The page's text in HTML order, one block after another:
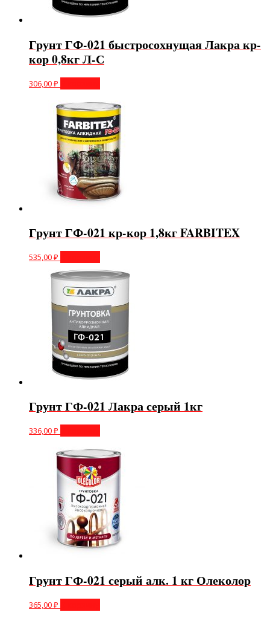
Грунт ГФ-021 быстросохнущая Лакра кр-
кор 0,8кг Л-С
306,00₽
Грунт ГФ-021 кр-кор 1,8кг FARBITEX
535,00₽
Грунт ГФ-021 Лакра серый 1кг
336,00₽
Грунт ГФ-021 серый алк. 1 кг Олеколор
365,00₽